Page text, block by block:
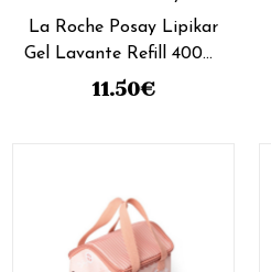
La Roche Posay Lipikar
Gel Lavante Refill 400ml
(preço especial)
11.50€